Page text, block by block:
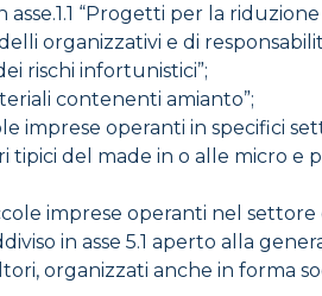
asse.1.1 “Progetti per la
organizzativi e di
rischi infortunistici”;
contenenti amianto”;
imprese operanti in specifici
tipici del made in o alle micro e
imprese operanti nel
in asse 5.1 aperto alla
organizzati anche in forma